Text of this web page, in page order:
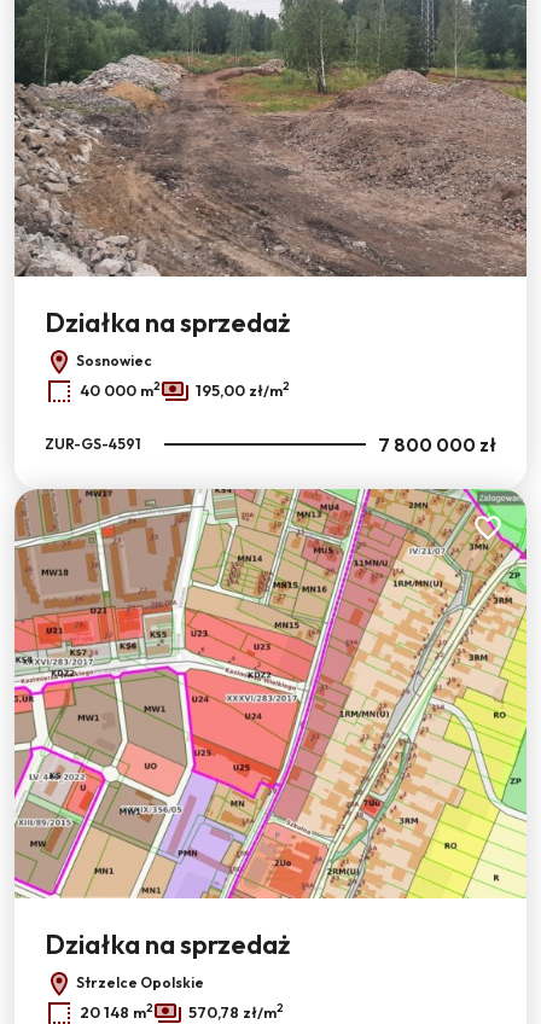
Działka na sprzedaż
Sosnowiec
40 000 m2 195,00 zł/m2
ZUR-GS-4591 7 800 000 zł
Dodaj
Działka na sprzedaż
Strzelce Opolskie
20 148 m2 570,78 zł/m2